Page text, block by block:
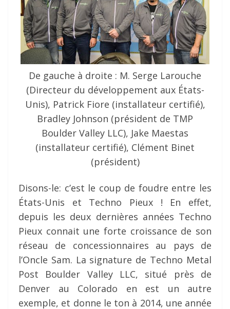
De gauche à droite : M. Serge Larouche
(Directeur du développement aux États-
Unis), Patrick Fiore (installateur certifié),
Bradley Johnson (président de TMP
Boulder Valley LLC), Jake Maestas
(installateur certifié), Clément Binet
(président)
Disons-le: c’est le coup de foudre entre les
États-Unis et Techno Pieux ! En effet,
depuis les deux dernières années Techno
Pieux connait une forte croissance de son
réseau de concessionnaires au pays de
l’Oncle Sam. La signature de Techno Metal
Post Boulder Valley LLC, situé près de
Denver au Colorado en est un autre
exemple, et donne le ton à 2014, une année